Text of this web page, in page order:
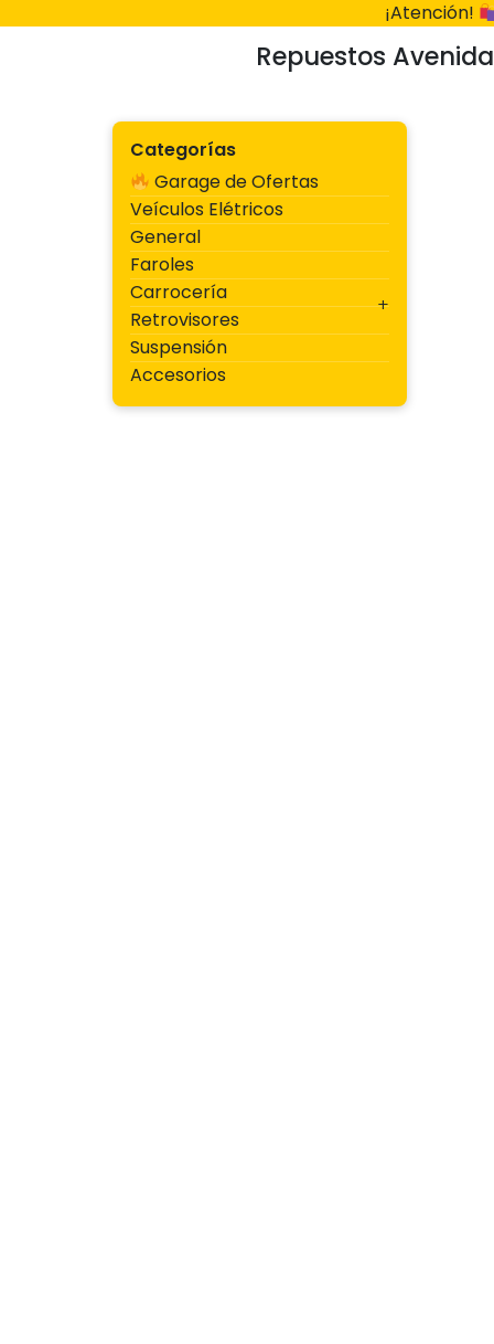
¡Atención!
Repuestos Avenida
Categorías
Garage de Ofertas
Veículos Elétricos
General
Faroles
Carrocería
Retrovisores
Suspensión
Accesorios